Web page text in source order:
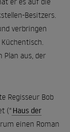
Besitzers.
verbringen
Plan aus, der
Regisseur Bob
(" Haus der
einen Roman